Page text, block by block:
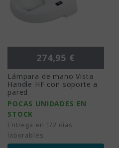
Precio
274,95 €
Lámpara de mano Vista
Handle HF con soporte a
pared
POCAS UNIDADES EN
STOCK
Entrega en 1/2 días
laborables